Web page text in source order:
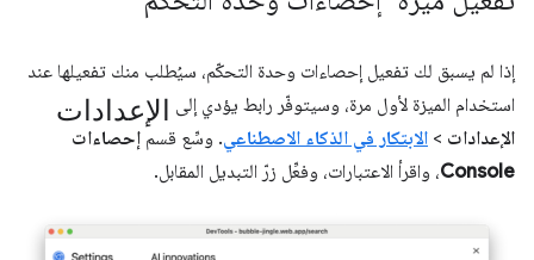
إذا لم يسبق لك تفعيل إحصاءات وحدة التحكّم، سيُطلب منك تفعيلها عند
استخدام الميزة لأول مرة، وسيتوفّر رابط يؤدي إلى الإعدادات
الإعدادات > الابتكار في الذكاء الاصطناعي. وسِّع قسم إحصاءات
Console، واقرأ الاعتبارات، وفعِّل زرّ التبديل المقابل.